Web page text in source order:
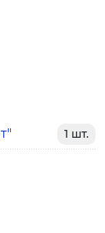
1 шт.